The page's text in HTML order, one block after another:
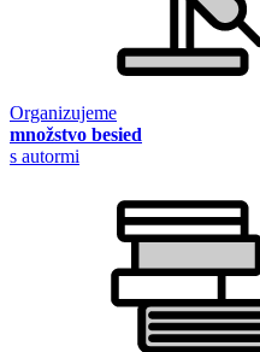
Organizujeme
množstvo besied
s autormi